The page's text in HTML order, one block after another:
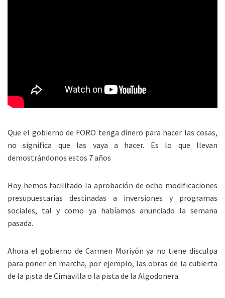
Que el gobierno de FORO tenga dinero para hacer las cosas,
no significa que las vaya a hacer. Es lo que llevan
demostrándonos estos 7 años
Hoy hemos facilitado la aprobación de ocho modificaciones
presupuestarias destinadas a inversiones y programas
sociales, tal y como ya habíamos anunciado la semana
pasada.
Ahora el gobierno de Carmen Moriyón ya no tiene disculpa
para poner en marcha, por ejemplo, las obras de la cubierta
de la pista de Cimavilla o la pista de la Algodonera.